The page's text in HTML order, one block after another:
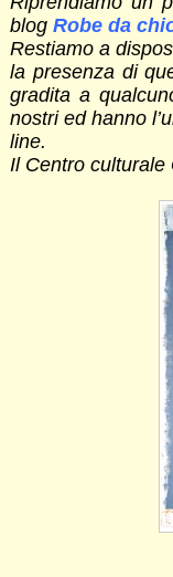
blog Robe da
Restiamo a
la presenza di
gradita a
nostri ed hanno
line.
Il Centro culturale